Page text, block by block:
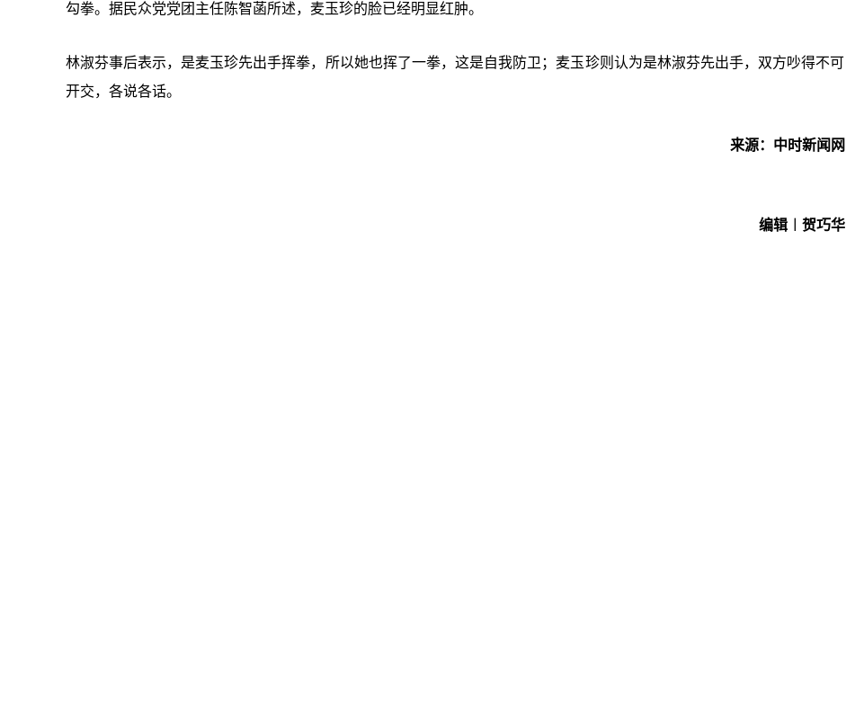
勾拳。据民众党党团主任陈智菡所述，麦玉珍的脸已经明显红肿。
林淑芬事后表示，是麦玉珍先出手挥拳，所以她也挥了一拳，这是自我防卫；麦玉珍则认为是林淑芬先出手，双方吵得不可
开交，各说各话。
来源：中时新闻网
编辑︱贺巧华